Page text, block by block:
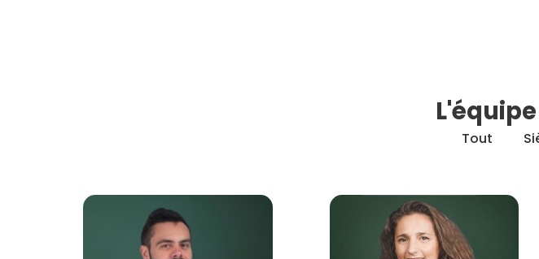
Tout